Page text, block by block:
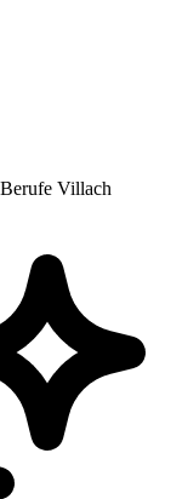
Villach